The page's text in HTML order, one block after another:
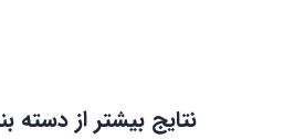
نتایج بیشتر از دسته